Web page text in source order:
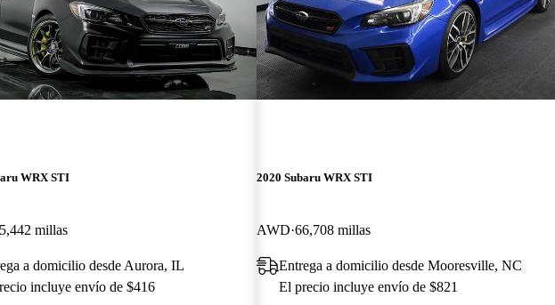
WRX STI
millas
a domicilio desde Aurora, IL
incluye envío de $416
2020 Subaru WRX STI
AWD 66,708 millas
Entrega a domicilio desde Mooresville, NC
El precio incluye envío de $821